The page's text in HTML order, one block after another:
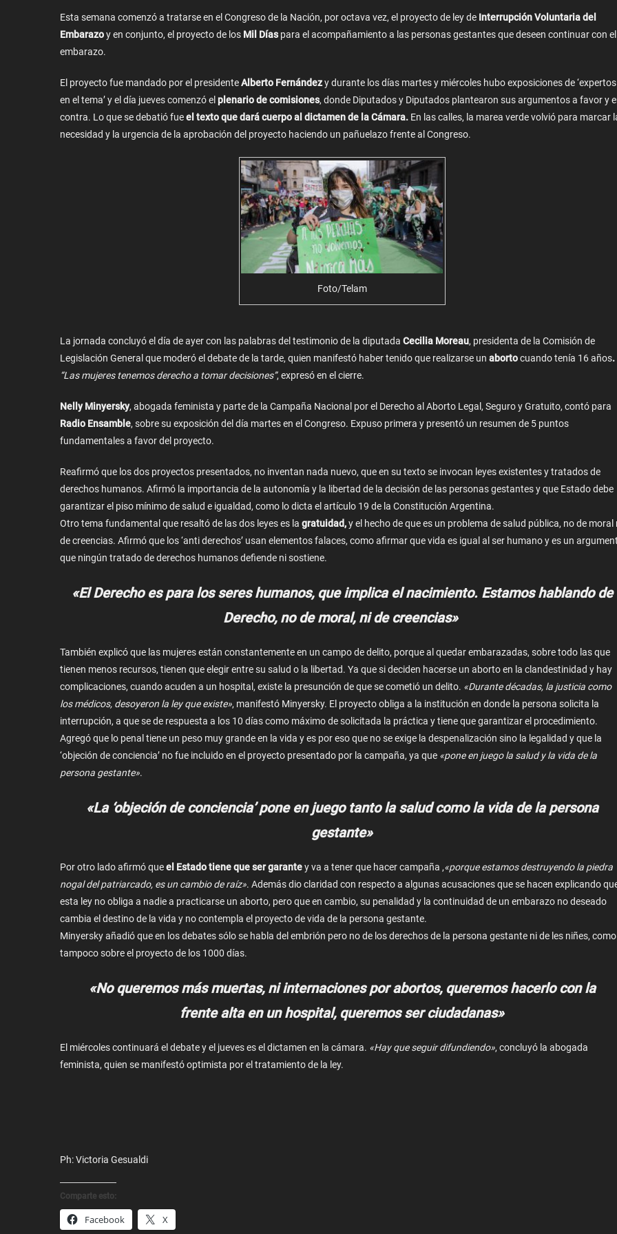
Esta semana comenzó a tratarse en el Congreso de la Nación, por octava vez, el proyecto de ley de Interrupción Voluntaria del
Embarazoy en conjunto, el proyecto de los Mil Díaspara el acompañamiento a las personas gestantes que deseen continuar con el
embarazo.
El proyecto fue mandado por el presidenteAlberto Fernándezy durante los días martes y miércoles hubo exposiciones de ‘expertos
en el tema’ y el día jueves comenzó el plenario de comisiones, donde Diputados y Diputados plantearon sus argumentos a favor y
contra. Lo que se debatió fueel texto que dará cuerpo al dictamen de la Cámara. En las calles, la marea verde volvió para marcar
necesidad y la urgencia de la aprobación del proyecto haciendo un pañuelazo frente al Congreso.
Foto/Telam
La jornada concluyó el día de ayer con las palabras del testimonio de la diputada Cecilia Moreau, presidenta de la Comisión de
Legislación General que moderó el debate de la tarde, quien manifestó haber tenido que realizarse un abortocuando tenía 16 años.
“Las mujeres tenemos derecho a tomar decisiones”, expresó en el cierre.
Nelly Minyersky, abogada feminista y parte de la Campaña Nacional por el Derecho al Aborto Legal, Seguro y Gratuito, contó para
Radio Ensamble, sobre su exposición del día martes en el Congreso. Expuso primera y presentó un resumen de 5 puntos
fundamentales a favor del proyecto.
Reafirmó que los dos proyectos presentados, no inventan nada nuevo, que en su texto se invocan leyes existentes y tratados de
derechos humanos. Afirmó la importancia de la autonomía y la libertad de la decisión de las personas gestantes y que Estado debe
garantizar el piso mínimo de salud e igualdad, como lo dicta el artículo 19 de la Constitución Argentina.
Otro tema fundamental que resaltó de las dos leyes es la gratuidad,y el hecho de que es un problema de salud pública, no de moral
de creencias. Afirmó que los ‘anti derechos’ usan elementos falaces, como afirmar que vida es igual al ser humano y es un
que ningún tratado de derechos humanos defiende ni sostiene.
«El Derecho es para los seres humanos, que implica el nacimiento. Estamos hablando de
Derecho, no de moral, ni de creencias»
También explicó que las mujeres están constantemente en un campo de delito, porque al quedar embarazadas, sobre todo las que
tienen menos recursos, tienen que elegir entre su salud o la libertad. Ya que si deciden hacerse un aborto en la clandestinidad y hay
complicaciones, cuando acuden a un hospital, existe la presunción de que se cometió un delito. «Durante décadas, la justicia como
los médicos, desoyeron la ley que existe», manifestó Minyersky. El proyecto obliga a la institución en donde la persona solicita la
interrupción, a que se de respuesta a los 10 días como máximo de solicitada la práctica y tiene que garantizar el procedimiento.
Agregó que lo penal tiene un peso muy grande en la vida y es por eso que no se exige la despenalización sino la legalidad y que la
‘objeción de conciencia’ no fue incluido en el proyecto presentado por la campaña, ya que «pone en juego la salud y la vida de la
persona gestante».
«La ‘objeción de conciencia’ pone en juego tanto la salud como la vida de la persona
gestante»
Por otro lado afirmó queel Estado tiene que ser garantey va a tener que hacer campaña ,«porque estamos destruyendo la piedra
nogal del patriarcado, es un cambio de raíz». Además dio claridad con respecto a algunas acusaciones que se hacen explicando
esta ley no obliga a nadie a practicarse un aborto, pero que en cambio, su penalidad y la continuidad de un embarazo no deseado
cambia el destino de la vida y no contempla el proyecto de vida de la persona gestante.
Minyersky añadió que en los debates sólo se habla del embrión pero no de los derechos de la persona gestante ni de les niñes, como
tampoco sobre el proyecto de los 1000 días.
«No queremos más muertas, ni internaciones por abortos, queremos hacerlo con la
frente alta en un hospital, queremos ser ciudadanas»
El miércoles continuará el debate y el jueves es el dictamen en la cámara. «Hay que seguir difundiendo», concluyó la abogada
feminista, quien se manifestó optimista por el tratamiento de la ley.
Ph: Victoria Gesualdi
Comparte esto:
Facebook X